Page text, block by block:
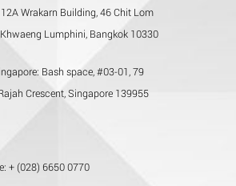
12A Wrakarn Building, 46 Chit Lom
Khwaeng Lumphini, Bangkok 10330
Bash space, #03-01, 79
Crescent, Singapore 139955
+ (028) 6650 0770